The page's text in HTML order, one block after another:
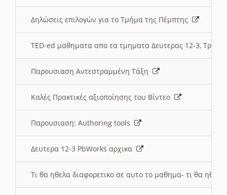
Δηλώσεις επιλογών για το Τμήμα της Πέμπτης
TED-ed μαθηματα απο τα τμηματα Δευτερας 12-3,
Παρουσιαση Αντεστραμμένη Τάξη
Καλές Πρακτικές αξιοποίησης του Βίντεο
Παρουσιαση: Authoring tools
Δευτερα 12-3 PbWorks αρχικα
Τι θα ηθελα διαφορετικο σε αυτο το μαθημα- τι θα